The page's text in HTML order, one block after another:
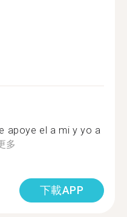
apoye el a mi y yo a
多
下載APP